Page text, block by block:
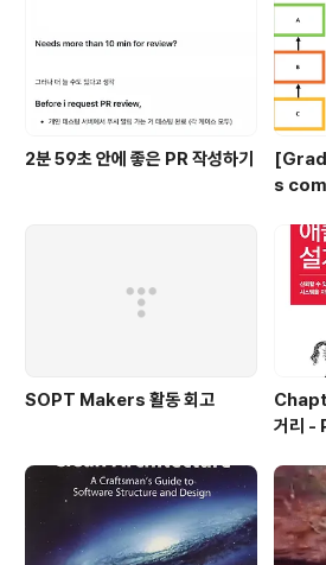
해 지원해볼 생각이 있는지 물어봐주신 것이 계기였
다. 당시에 진행하고 있던 프로젝트가 계속 Drop될
2분 59초 안에 좋은 PR 작성하기
s
SOPT Makers 활동 회고
거리 -